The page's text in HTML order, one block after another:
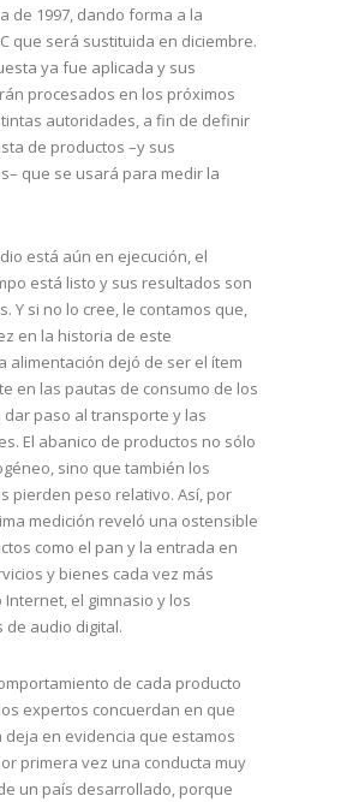
de 1997, dando forma a la
que será sustituida en diciembre.
ya fue aplicada y sus
procesados en los próximos
autoridades, a fin de definir
de productos –y sus
que se usará para medir la
está aún en ejecución, el
está listo y sus resultados son
Y si no lo cree, le contamos que,
en la historia de este
alimentación dejó de ser el ítem
en las pautas de consumo de los
dar paso al transporte y las
El abanico de productos no sólo
sino que también los
pierden peso relativo. Así, por
medición reveló una ostensible
como el pan y la entrada en
y bienes cada vez más
Internet, el gimnasio y los
audio digital.
de cada producto
expertos concuerdan en que
deja en evidencia que estamos
primera vez una conducta muy
un país desarrollado, porque